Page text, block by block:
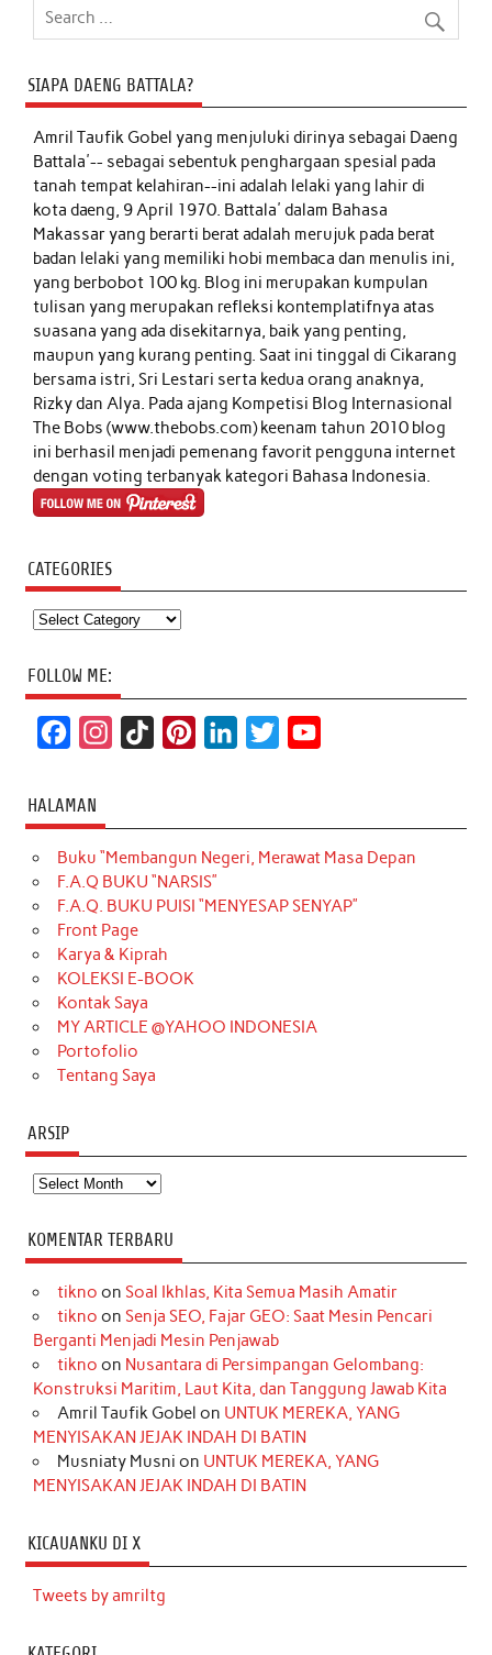
SIAPA DAENG BATTALA?
Amril Taufik Gobelyang menjuluki dirinya sebagai Daeng
Battala'-- sebagai sebentuk penghargaan spesial pada
tanah tempat kelahiran--ini adalah lelaki yang lahir di
kota daeng, 9 April 1970. Battala' dalam Bahasa
Makassar yang berarti berat adalah merujuk pada berat
badan lelaki yang memiliki hobi membaca dan menulis ini,
yang berbobot 100 kg. Blog ini merupakan kumpulan
tulisan yang merupakan refleksi kontemplatifnya atas
suasana yang ada disekitarnya, baik yang penting,
maupun yang kurang penting. Saat ini tinggal di Cikarang
bersama istri, Sri Lestari serta kedua orang anaknya,
Rizky dan Alya. Pada ajang Kompetisi Blog Internasional
The Bobs (www.thebobs.com) keenam tahun 2010 blog
ini berhasil menjadi pemenang favorit pengguna internet
dengan voting terbanyak kategori Bahasa Indonesia.
CATEGORIES
Categories
FOLLOW ME:
c
e
b
o
o
k
t
a
g
r
a
m
T
o
k
t
e
r
k
e
d
t
t
e
T
u
b
HALAMAN
Buku “Membangun Negeri, Merawat Masa Depan
F.A.Q BUKU “NARSIS”
F.A.Q. BUKU PUISI “MENYESAP SENYAP”
Front Page
Karya & Kiprah
KOLEKSI E-BOOK
Kontak Saya
MY ARTICLE @YAHOO INDONESIA
Portofolio
Tentang Saya
ARSIP
Arsip
KOMENTAR TERBARU
tikno on Soal Ikhlas, Kita Semua Masih Amatir
tikno on Senja SEO, Fajar GEO: Saat Mesin Pencari
Berganti Menjadi Mesin Penjawab
tikno on Nusantara di Persimpangan Gelombang:
Konstruksi Maritim, Laut Kita, dan Tanggung Jawab Kita
Amril Taufik Gobel on UNTUK MEREKA, YANG
MENYISAKAN JEJAK INDAH DI BATIN
Musniaty Musni on UNTUK MEREKA, YANG
MENYISAKAN JEJAK INDAH DI BATIN
KICAUANKU DI X
Tweets by amriltg